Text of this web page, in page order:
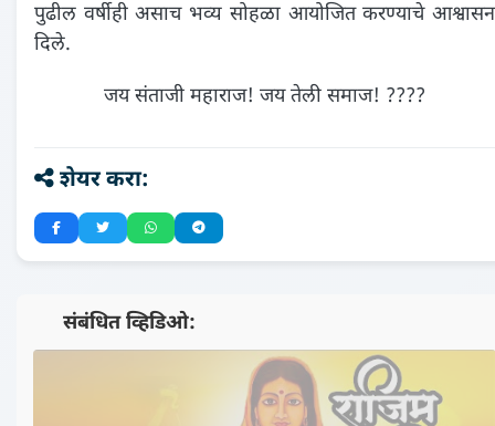
पुढील वर्षीही असाच भव्य सोहळा आयोजित करण्याचे आश्वासन
दिले.
जय संताजी महाराज! जय तेली समाज! ????
शेयर करा:
📺 संबंधित व्हिडिओ: